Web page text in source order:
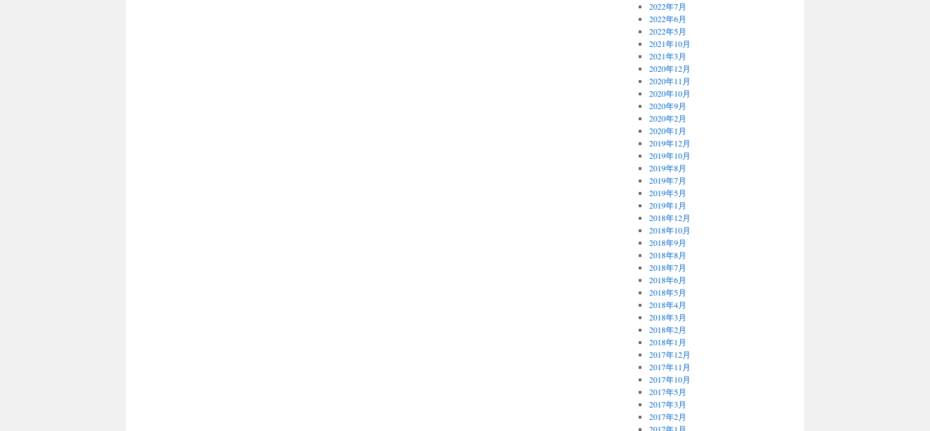
2022年7月
2022年6月
2022年5月
2021年10月
2021年3月
2020年12月
2020年11月
2020年10月
2020年9月
2020年2月
2020年1月
2019年12月
2019年10月
2019年8月
2019年7月
2019年5月
2019年1月
2018年12月
2018年10月
2018年9月
2018年8月
2018年7月
2018年6月
2018年5月
2018年4月
2018年3月
2018年2月
2018年1月
2017年12月
2017年11月
2017年10月
2017年5月
2017年3月
2017年2月